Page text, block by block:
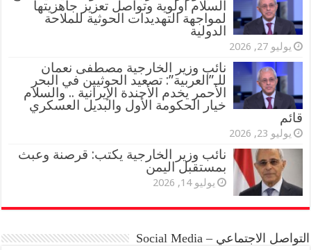
السلام أولوية وتواصل تعزيز جاهزيتها
لمواجهة التهديدات الحوثية للملاحة
الدولية
يوليو 27, 2026
نائب وزير الخارجية مصطفى نعمان
للـ”العربية”: تصعيد الحوثيين في البحر
الأحمر يخدم الأجندة الإيرانية .. والسلام
خيار الحكومة الأول والبديل العسكري
قائم
يوليو 23, 2026
نائب وزير الخارجية يكتب: قرصنة وعبث
بمستقبل اليمن
يوليو 14, 2026
التواصل الاجتماعي – Social Media